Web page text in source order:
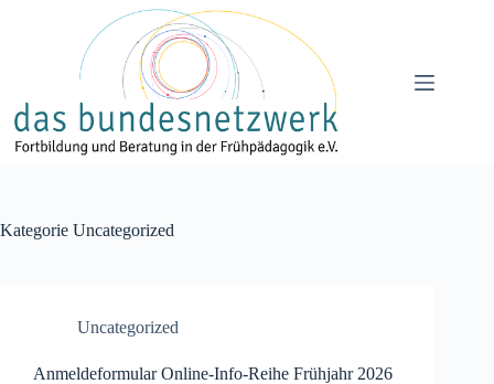
Kategorie Uncategorized
Uncategorized
Anmeldeformular Online-Info-Reihe Frühjahr 2026